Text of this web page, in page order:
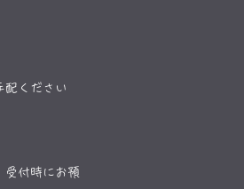
配ください
受付時にお預